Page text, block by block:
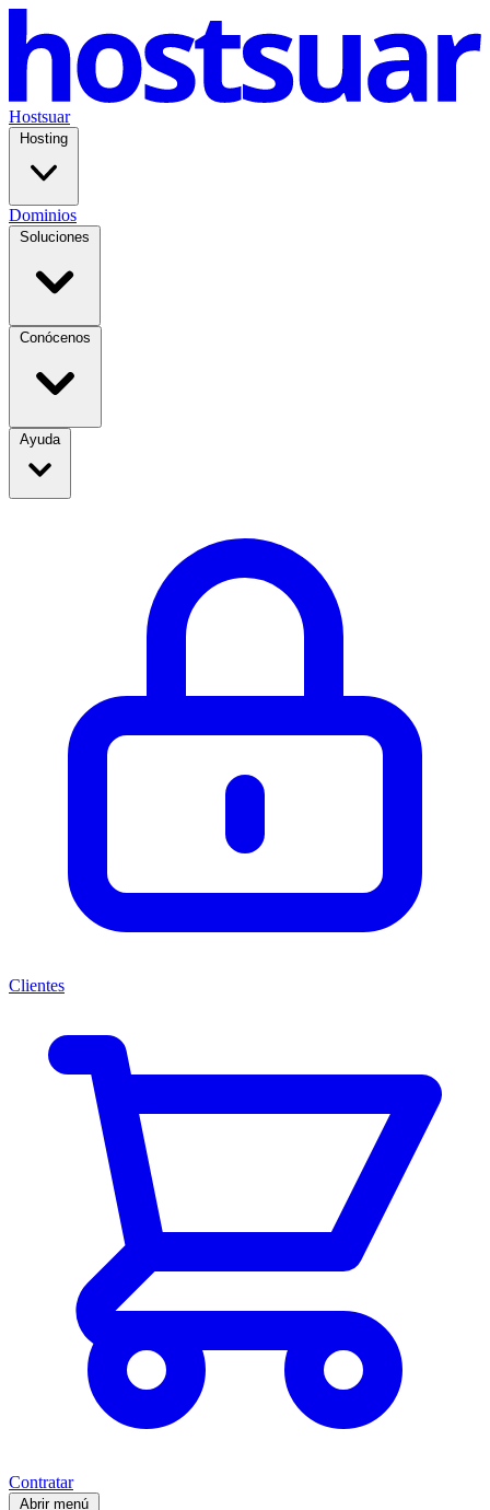
Hostsuar
Hosting
Dominios
Soluciones
Conócenos
Ayuda
Clientes
Contratar
Abrir menú